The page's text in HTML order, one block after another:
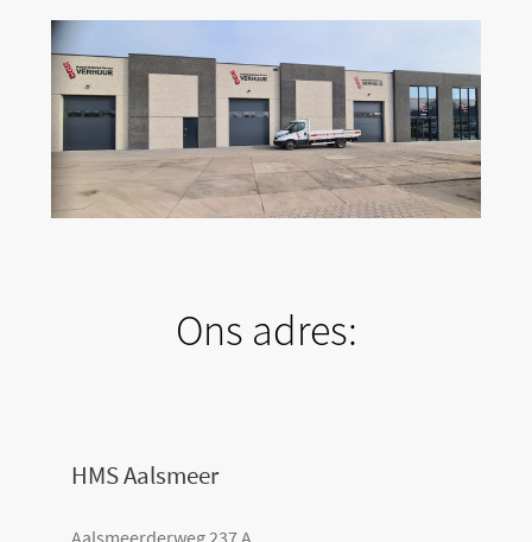
Ons adres:
HMS Aalsmeer
Aalsmeerderweg 237 A